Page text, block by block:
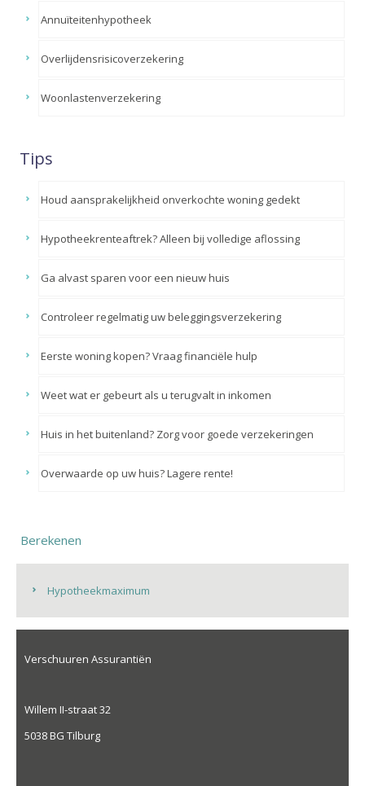
Annuïteitenhypotheek
Overlijdensrisicoverzekering
Woonlastenverzekering
Tips
Houd aansprakelijkheid onverkochte woning gedekt
Hypotheekrenteaftrek? Alleen bij volledige aflossing
Ga alvast sparen voor een nieuw huis
Controleer regelmatig uw beleggingsverzekering
Eerste woning kopen? Vraag financiële hulp
Weet wat er gebeurt als u terugvalt in inkomen
Huis in het buitenland? Zorg voor goede verzekeringen
Overwaarde op uw huis? Lagere rente!
Berekenen
Hypotheekmaximum
Verschuuren Assurantiën
Willem II-straat 32
5038 BG Tilburg